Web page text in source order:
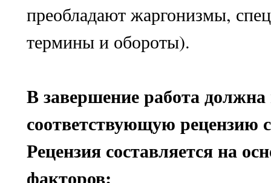
преобладают жаргонизмы,
термины и обороты).
В завершение работа
соответствующую рецензию
Рецензия составляется на
факторов: